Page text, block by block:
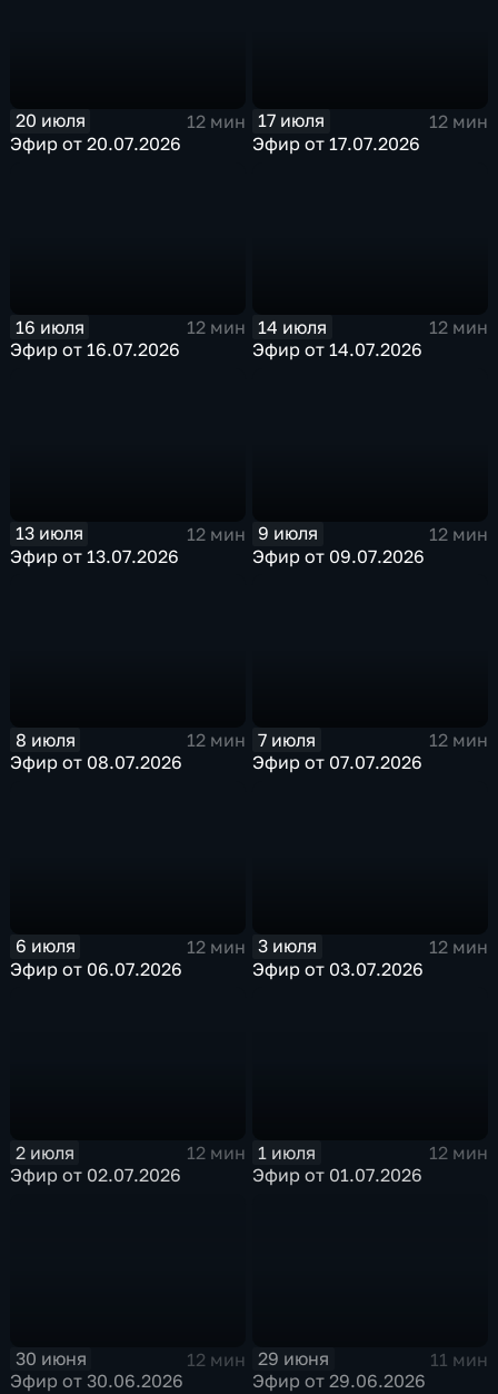
20 июля
12 мин
Эфир от 20.07.2026
17 июля
12 мин
Эфир от 17.07.2026
16 июля
12 мин
Эфир от 16.07.2026
14 июля
12 мин
Эфир от 14.07.2026
13 июля
12 мин
Эфир от 13.07.2026
9 июля
12 мин
Эфир от 09.07.2026
8 июля
12 мин
Эфир от 08.07.2026
7 июля
12 мин
Эфир от 07.07.2026
6 июля
12 мин
Эфир от 06.07.2026
3 июля
12 мин
Эфир от 03.07.2026
2 июля
12 мин
Эфир от 02.07.2026
1 июля
12 мин
Эфир от 01.07.2026
30 июня
12 мин
Эфир от 30.06.2026
29 июня
11 мин
Эфир от 29.06.2026